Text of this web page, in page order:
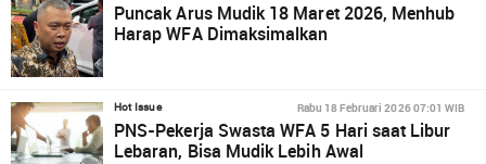
Puncak Arus Mudik 18 Maret 2026, Menhub
Harap WFA Dimaksimalkan
Hot Issue Rabu 18 Februari 2026 07:01 WIB
PNS-Pekerja Swasta WFA 5 Hari saat Libur
Lebaran, Bisa Mudik Lebih Awal